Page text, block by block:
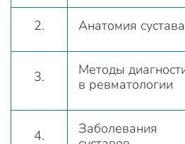
2. Анатомия сустава
3.
Методы
в ревматологии
4.
Заболевания